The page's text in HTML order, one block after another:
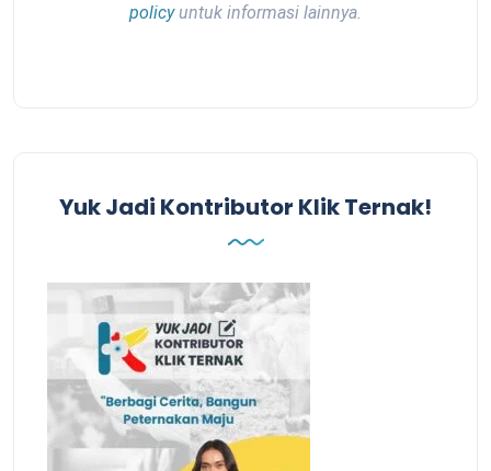
policyuntuk informasi lainnya.
Yuk Jadi Kontributor Klik Ternak!